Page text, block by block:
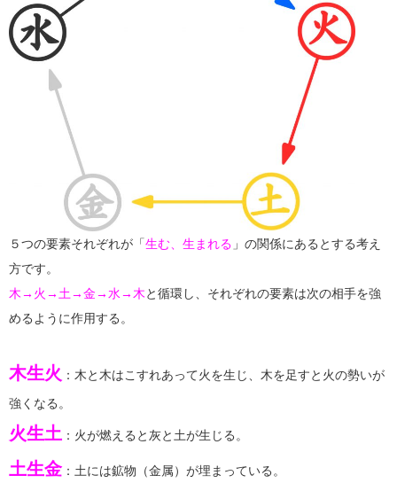
５つの要素それぞれが「生む、生まれる 」の関係にあるとする考え
方です。
木→火→土→金→水→木と循環し、それぞれの要素は次の相手を強
めるように作用する。
木生火 ：木と木はこすれあって火を生じ、木を足すと火の勢いが
強くなる。
火生土 ：火が燃えると灰と土が生じる。
土生金：土には鉱物（金属）が埋まっている。